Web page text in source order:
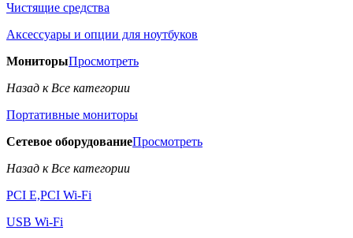
Чистящие средства
Аксессуары и опции для ноутбуков
МониторыПросмотреть
Назад к Все категории
Портативные мониторы
Сетевое оборудованиеПросмотреть
Назад к Все категории
PCI E,PCI Wi-Fi
USB Wi-Fi